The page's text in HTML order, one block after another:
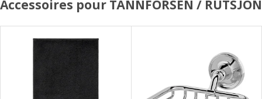
Accessoires pour TÄNNFORSEN / RUTSJÖN